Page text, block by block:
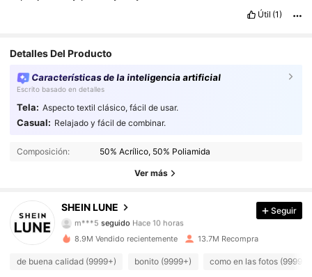
Útil (1)
Detalles Del Producto
Características de la inteligencia artificial
Escrito basado en detalles
Tela: Aspecto textil clásico, fácil de usar.
Casual: Relajado y fácil de combinar.
Composición: 50% Acrílico, 50% Poliamida
Ver más
SHEIN LUNE
1M Seguidores
4,91
m***5 seguido Hace 10 horas
4,91
4,91 1M Seguidores
Seguir
8.9M Vendido recientemente 13.7M Recompra
de buena calidad (9999+) bonito (9999+) como en las fotos (9999+)